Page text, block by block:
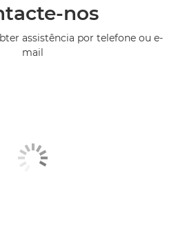
nos
assistência por telefone ou e-
mail